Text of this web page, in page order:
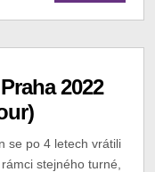
2022
se po 4 letech vrátili
stejného turné,